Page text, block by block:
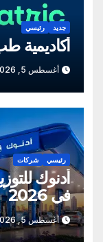
جديد رئيسي
أكاديمية
أغسطس 5, 2026
رئيسي شركات
أدنوك
في 2026
أغسطس 5, 2026